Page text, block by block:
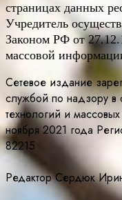
страницах данных
Учредитель
Законом РФ от
массовой
Сетевое издание
службой по надзору в
технологий и
ноября 2021 года
82215
Редактор Сердюк